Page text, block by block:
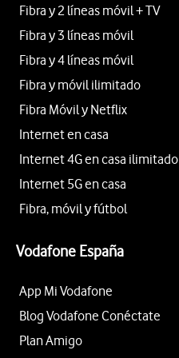
Fibra y 2 líneas móvil + TV
Fibra y 3 líneas móvil
Fibra y 4 líneas móvil
Fibra y móvil ilimitado
Fibra Móvil y Netflix
Internet en casa
Internet 4G en casa ilimitado
Internet 5G en casa
Fibra, móvil y fútbol
Vodafone España
App Mi Vodafone
Blog Vodafone Conéctate
Plan Amigo